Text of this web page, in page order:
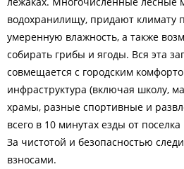
водохранилищу, придают климату
умеренную влажность, а также
собирать грибы и ягоды. Вся эта
совмещается с городским
инфраструктура (включая школу,
храмы, разные спортивные и
всего в 10 минутах езды от
За чистотой и безопасностью
взносами.